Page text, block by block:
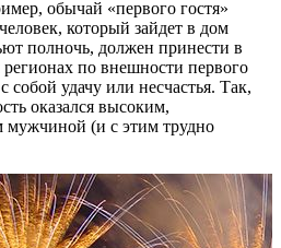
обычай «первого гостя»
который зайдет в дом
полночь, должен принести в
по внешности первого
собой удачу или несчастья. Так,
оказался высоким,
(и с этим трудно